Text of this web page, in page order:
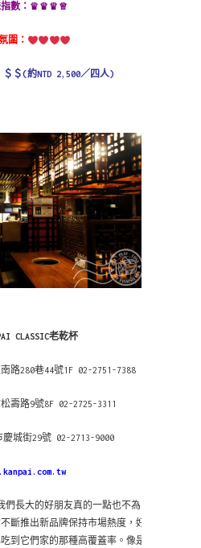
數： ♛ ♛♛♕
圍：
＄＄(約NTD 2,500／四人)
CLASSIC老乾杯
路280巷44號1F 02-2751-7388
壽路9號8F 02-2725-3311
慶城街29號 02-2713-9000
們長大的好朋友真的一點也不為
斷推出新品牌保持市場熱度，好
到它們家的那種高覆蓋率。像是